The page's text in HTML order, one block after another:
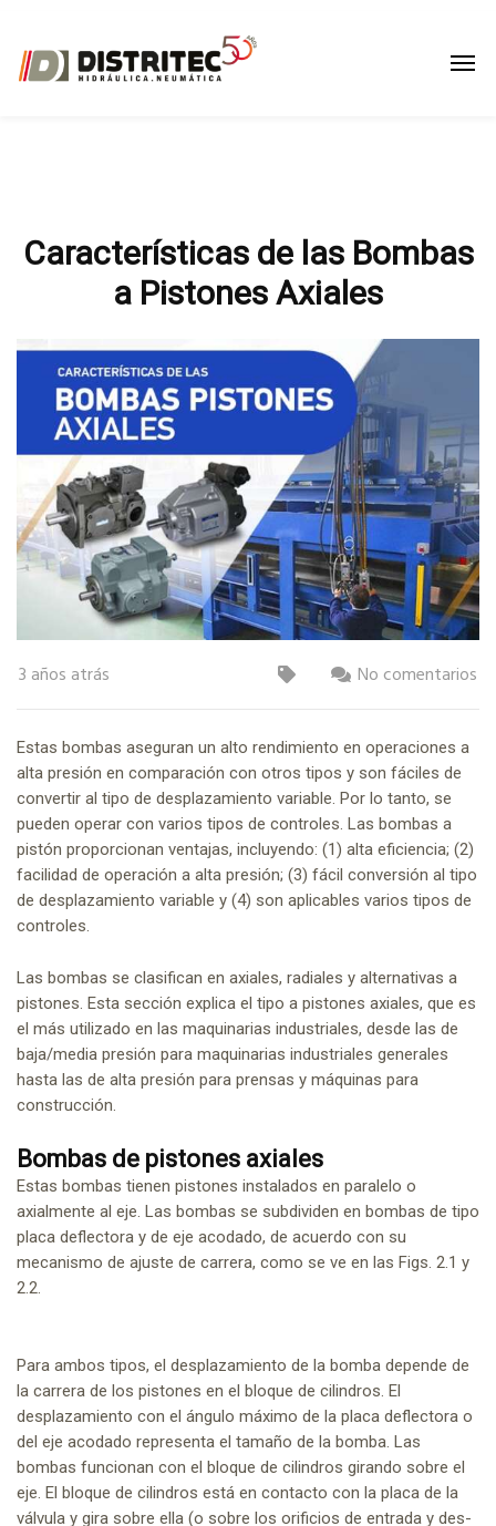
Características de las Bombas
a Pistones Axiales
3 años atrás No comentarios
Estas bombas aseguran un alto rendimiento en operaciones a
alta presión en comparación con otros tipos y son fáciles de
convertir al tipo de desplazamiento variable. Por lo tanto, se
pueden operar con varios tipos de controles. Las bombas a
pistón proporcionan ventajas, incluyendo: (1) alta eficiencia; (2)
facilidad de operación a alta presión; (3) fácil conversión al tipo
de desplazamiento variable y (4) son aplicables varios tipos de
controles.
Las bombas se clasifican en axiales, radiales y alternativas a
pistones. Esta sección explica el tipo a pistones axiales, que es
el más utilizado en las maquinarias industriales, desde las de
baja/media presión para maquinarias industriales generales
hasta las de alta presión para prensas y máquinas para
construcción.
Bombas de pistones axiales
Estas bombas tienen pistones instalados en paralelo o
axialmente al eje. Las bombas se subdividen en bombas de tipo
placa deflectora y de eje acodado, de acuerdo con su
mecanismo de ajuste de carrera, como se ve en las Figs. 2.1 y
2.2.
Para ambos tipos, el desplazamiento de la bomba depende de
la carrera de los pistones en el bloque de cilindros. El
desplazamiento con el ángulo máximo de la placa deflectora o
del eje acodado representa el tamaño de la bomba. Las
bombas funcionan con el bloque de cilindros girando sobre el
eje. El bloque de cilindros está en contacto con la placa de la
válvula y gira sobre ella (o sobre los orificios de entrada y des-